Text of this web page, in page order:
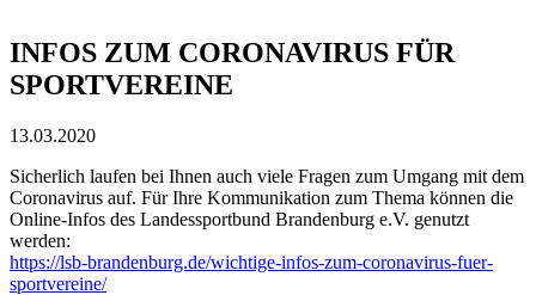
INFOS ZUM CORONAVIRUS FÜR
SPORTVEREINE
13.03.2020
Sicherlich laufen bei Ihnen auch viele Fragen zum Umgang mit dem
Coronavirus auf. Für Ihre Kommunikation zum Thema können die
Online-Infos des Landessportbund Brandenburg e.V. genutzt
werden:
https://lsb-brandenburg.de/wichtige-infos-zum-coronavirus-fuer-
sportvereine/